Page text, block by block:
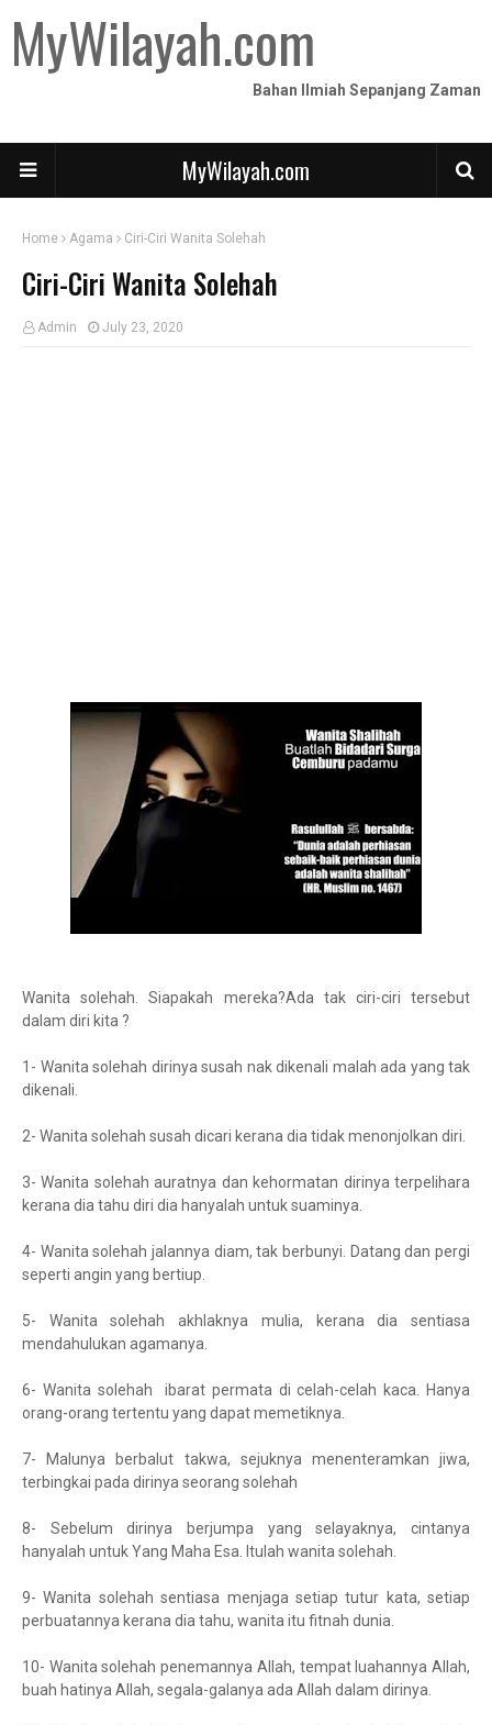
MyWilayah.com
Bahan Ilmiah Sepanjang Zaman
MyWilayah.com
Home Agama Ciri-Ciri Wanita Solehah
Ciri-Ciri Wanita Solehah
Admin July 23, 2020
Wanita solehah. Siapakah mereka?Ada tak ciri-ciri tersebut
dalam diri kita ?
1- Wanita solehah dirinya susah nak dikenali malah ada yang tak
dikenali.
2- Wanita solehah susah dicari kerana dia tidak menonjolkan diri.
3- Wanita solehah auratnya dan kehormatan dirinya terpelihara
kerana dia tahu diri dia hanyalah untuk suaminya.
4- Wanita solehah jalannya diam, tak berbunyi. Datang dan pergi
seperti angin yang bertiup.
5- Wanita solehah akhlaknya mulia, kerana dia sentiasa
mendahulukan agamanya.
6- Wanita solehah ibarat permata di celah-celah kaca. Hanya
orang-orang tertentu yang dapat memetiknya.
7- Malunya berbalut takwa, sejuknya menenteramkan jiwa,
terbingkai pada dirinya seorang solehah
8- Sebelum dirinya berjumpa yang selayaknya, cintanya
hanyalah untuk Yang Maha Esa. Itulah wanita solehah.
9- Wanita solehah sentiasa menjaga setiap tutur kata, setiap
perbuatannya kerana dia tahu, wanita itu fitnah dunia.
10- Wanita solehah penemannya Allah, tempat luahannya Allah,
buah hatinya Allah, segala-galanya ada Allah dalam dirinya.